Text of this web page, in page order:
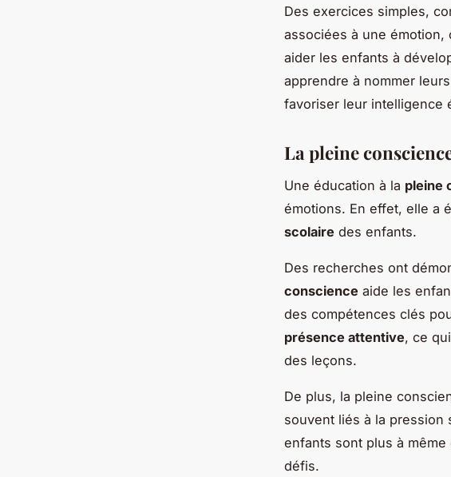
Des exercices simples,
associées à une
aider les enfants à
apprendre à nommer
favoriser leur intelligence
La pleine
Une éducation à la pleine
émotions. En effet, elle a
scolaire des enfants.
Des recherches ont
conscience aide les
des compétences clés
présence attentive, ce
des leçons.
De plus, la pleine
souvent liés à la pression
enfants sont plus à
défis.